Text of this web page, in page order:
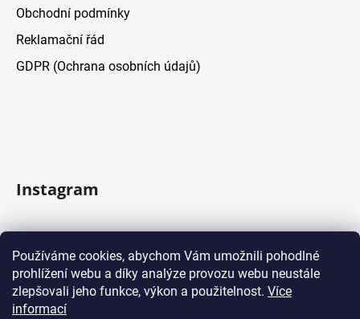
Používáme cookies, abychom Vám umožnili pohodlné
prohlížení webu a díky analýze provozu webu neustále
zlepšovali jeho funkce, výkon a použitelnost. Více
informací
Obchodní podmínky
Reklamační řád
GDPR (Ochrana osobních údajů)
Instagram
Facebook